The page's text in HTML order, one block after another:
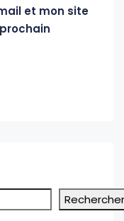
et mon site
Rechercher